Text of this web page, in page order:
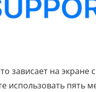
зависает на экране
использовать пять